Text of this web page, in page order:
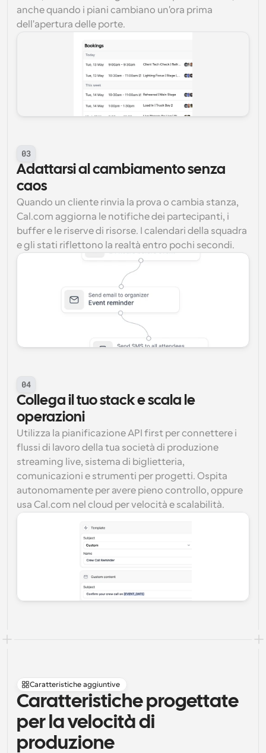
anche quando i piani cambiano un'ora prima
dell'apertura delle porte.
03
Adattarsi al cambiamento senza
caos
Quando un cliente rinvia la prova o cambia stanza,
Cal.com aggiorna le notifiche dei partecipanti, i
buffer e le riserve di risorse. I calendari della squadra
e gli stati riflettono la realtà entro pochi secondi.
04
Collega il tuo stack e scala le
operazioni
Utilizza la pianificazione API first per connettere i
flussi di lavoro della tua società di produzione
streaming live, sistema di biglietteria,
comunicazioni e strumenti per progetti. Ospita
autonomamente per avere pieno controllo, oppure
usa Cal.com nel cloud per velocità e scalabilità.
Caratteristiche aggiuntive
Caratteristiche progettate
per la velocità di
produzione